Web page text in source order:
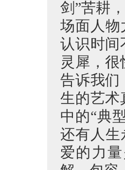
剑”苦耕
场面人物
认识时间
灵犀，
告诉我们
生的艺术
中的“典
还有人生
爱的力